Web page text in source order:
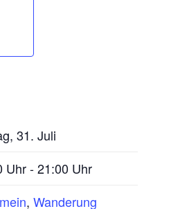
31. Juli
Uhr - 21:00 Uhr
, Wanderung